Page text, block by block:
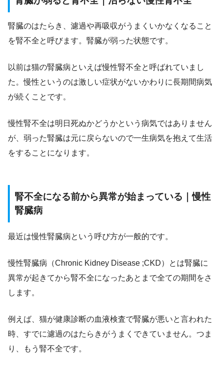
腎臓のはたらき、濾過や再吸収がうまくいかなくなること
を腎不全と呼びます。腎臓が弱った状態です。
以前は猫の腎臓病といえば慢性腎不全と呼ばれていまし
た。慢性というのは激しい症状がないかわりに長期間病気
が続くことです。
慢性腎不全は明日死ぬかどうかという病気ではありません
が、弱った腎臓は元に戻らないので一生病気を抱えて生活
をすることになります。
腎不全になる前から異常が始まっている｜慢性
腎臓病
最近は慢性腎臓病という呼び方が一般的です。
慢性腎臓病（Chronic Kidney Disease ;CKD）とは腎臓に
異常が起きてから腎不全になったあとまで全ての期間をさ
します。
例えば、猫が健康診断の血液検査で腎臓が悪いと言われた
時、すでに濾過のはたらきがうまくできていません。つま
り、もう腎不全です。